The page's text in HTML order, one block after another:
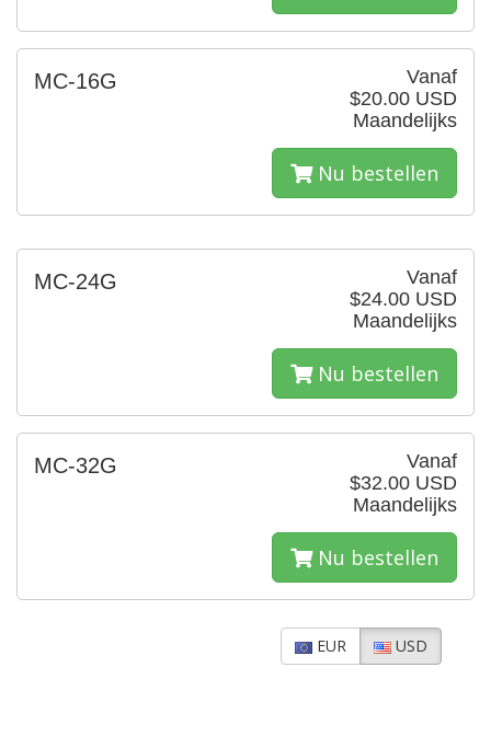
Vanaf
$20.00 USD
Maandelijks
MC-16G
Nu bestellen
Vanaf
$24.00 USD
Maandelijks
MC-24G
Nu bestellen
Vanaf
$32.00 USD
Maandelijks
MC-32G
Nu bestellen
EUR USD